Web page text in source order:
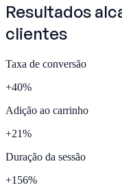
Resultados
clientes
Taxa de conversão
+40%
Adição ao carrinho
+21%
Duração da sessão
+156%